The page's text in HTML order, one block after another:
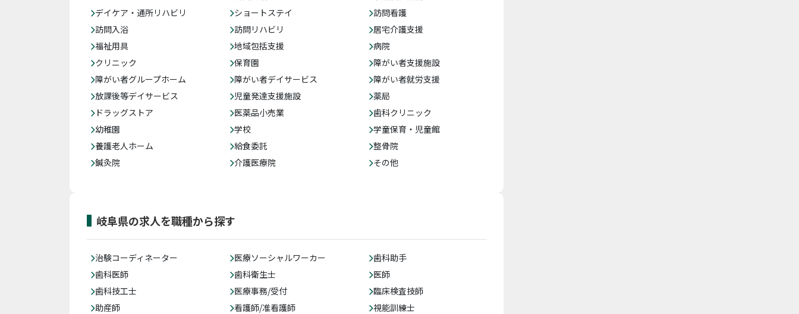
デイケア・通所リハビリ
ショートステイ
訪問看護
訪問入浴
訪問リハビリ
居宅介護支援
福祉用具
地域包括支援
病院
クリニック
保育園
障がい者支援施設
障がい者グループホーム
障がい者デイサービス
障がい者就労支援
放課後等デイサービス
児童発達支援施設
薬局
ドラッグストア
医薬品小売業
歯科クリニック
幼稚園
学校
学童保育・児童館
養護老人ホーム
給食委託
整骨院
鍼灸院
介護医療院 その他
岐阜県の求人を職種から探す
治験コーディネーター 医療ソーシャルワーカー
歯科助手
歯科医師
歯科衛生士
医師
歯科技工士
医療事務/受付
臨床検査技師
助産師
看護師/准看護師
視能訓練士